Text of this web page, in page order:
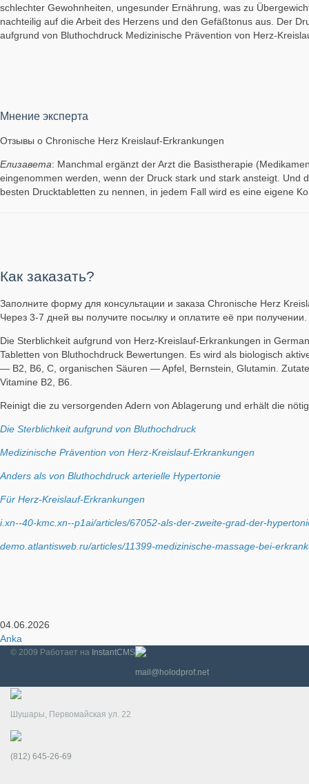
schlechter Gewohnheiten, ungesunder Ernährung, was zu
nachteilig auf die Arbeit des Herzens und den Gefäßtonus aus. Der
aufgrund von Bluthochdruck Medizinische Prävention von Herz-
Мнение эксперта
Отзывы о Chronische Herz Kreislauf-Erkrankungen
Елизавета: Manchmal ergänzt der Arzt die Basistherapie
eingenommen werden, wenn der Druck stark und stark ansteigt. Und
besten Drucktabletten zu nennen, in jedem Fall wird es eine eigene
Как заказать?
Заполните форму для консультации и заказа Chronische Herz
Через 3-7 дней вы получите посылку и оплатите её при получении.
Die Sterblichkeit aufgrund von Herz-Kreislauf-Erkrankungen in
Tabletten von Bluthochdruck Bewertungen. Es wird als biologisch
— B2, B6, C, organischen Säuren — Apfel, Bernstein, Glutamin.
Vitamine B2, B6.
Reinigt die zu versorgenden Adern von Ablagerung und erhält die
Die Sterblichkeit aufgrund von Bluthochdruck
Medizinische Prävention von Herz-Kreislauf-Erkrankungen
Anders als von Bluthochdruck arterielle Hypertonie
Für Herz-Kreislauf-Erkrankungen
i.xn--40-kmc.xn--p1ai/articles/67052-als-der-zweite-grad-der-
demo.atlantisweb.ru/articles/11399-medizinische-massage-bei-
04.06.2026
Anka
© 2009 Работает на InstantCMS
mail@holodprof.net
Шушары, Первомайская ул. 22
(812) 645-26-69